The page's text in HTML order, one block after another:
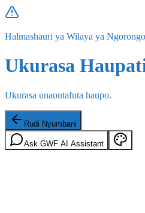
Halmashauri ya Wilaya ya
Ukurasa
Ukurasa unaoutafuta haupo.
Rudi Nyumbani
Ask GWF AI Assistant